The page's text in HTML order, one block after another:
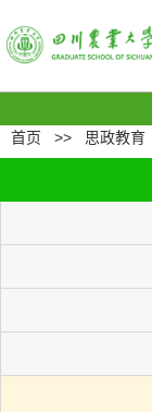
首页 >> 思政教育